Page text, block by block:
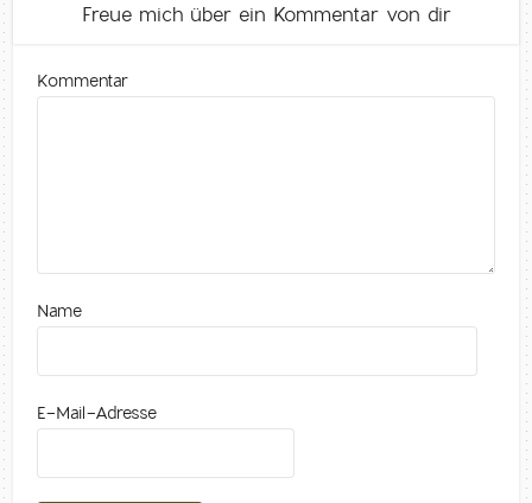
Freue mich über ein Kommentar von dir
Kommentar
Name
E-Mail-Adresse